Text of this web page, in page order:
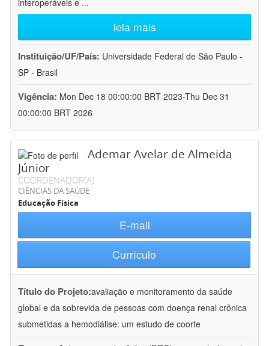
interoperáveis e ...
leia mais
Instituição/UF/País: Universidade Federal de São Paulo -
SP - Brasil
Vigência: Mon Dec 18 00:00:00 BRT 2023-Thu Dec 31
00:00:00 BRT 2026
Ademar Avelar de Almeida
Júnior
COORDENADOR(A)
CIÊNCIAS DA SAÚDE
Educação Física
E-mail
Currículo
Título do Projeto:avaliação e monitoramento da saúde
global e da sobrevida de pessoas com doença renal crônica
submetidas a hemodiálise: um estudo de coorte